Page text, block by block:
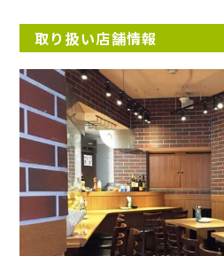
ほか初期費用
‐
ほか諸費用
‐
取り扱い店舗情報